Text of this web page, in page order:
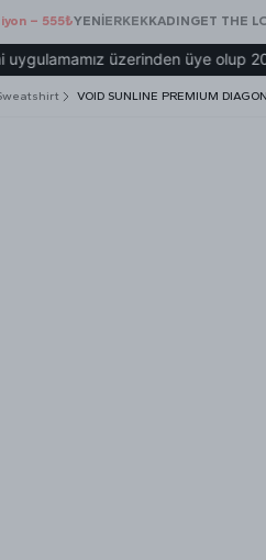
– 555₺YENİERKEKKADINGET THE
üzerinden üye olup 2000₺
VOID SUNLINE PREMIUM